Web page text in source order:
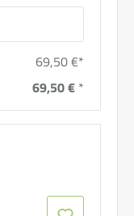
69,50 €*
69,50 € *